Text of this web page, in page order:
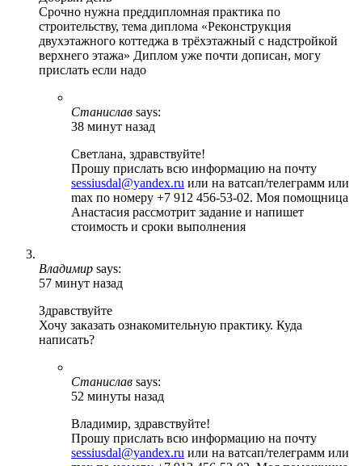
Срочно нужна преддипломная практика по
строительству, тема диплома «Реконструкция
двухэтажного коттеджа в трёхэтажный с надстройкой
верхнего этажа» Диплом уже почти дописан, могу
прислать если надо
Станислав says:
38 минут назад
Светлана, здравствуйте!
Прошу прислать всю информацию на почту
sessiusdal@yandex.ru или на ватсап/телеграмм или
max по номеру +7 912 456-53-02. Моя помощница
Анастасия рассмотрит задание и напишет
стоимость и сроки выполнения
Владимир says:
57 минут назад
Здравствуйте
Хочу заказать ознакомительную практику. Куда
написать?
Станислав says:
52 минуты назад
Владимир, здравствуйте!
Прошу прислать всю информацию на почту
sessiusdal@yandex.ru или на ватсап/телеграмм или